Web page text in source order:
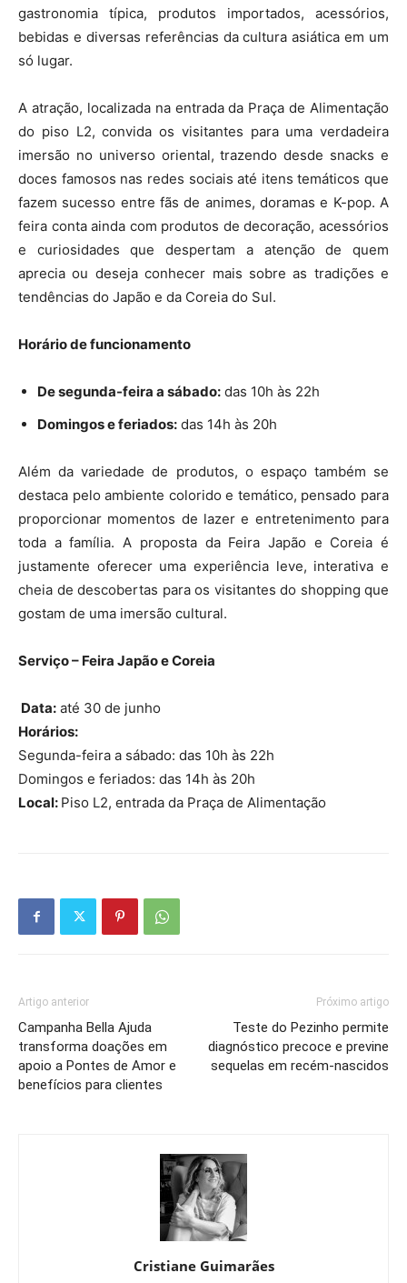
gastronomia típica, produtos importados, acessórios,
bebidas e diversas referências da cultura asiática em um
só lugar.
A atração, localizada na entrada da Praça de Alimentação
do piso L2, convida os visitantes para uma verdadeira
imersão no universo oriental, trazendo desde snacks e
doces famosos nas redes sociais até itens temáticos que
fazem sucesso entre fãs de animes, doramas e K-pop. A
feira conta ainda com produtos de decoração, acessórios
e curiosidades que despertam a atenção de quem
aprecia ou deseja conhecer mais sobre as tradições e
tendências do Japão e da Coreia do Sul.
Horário de funcionamento
De segunda-feira a sábado: das 10h às 22h
Domingos e feriados: das 14h às 20h
Além da variedade de produtos, o espaço também se
destaca pelo ambiente colorido e temático, pensado para
proporcionar momentos de lazer e entretenimento para
toda a família. A proposta da Feira Japão e Coreia é
justamente oferecer uma experiência leve, interativa e
cheia de descobertas para os visitantes do shopping que
gostam de uma imersão cultural.
Serviço – Feira Japão e Coreia
Data: até 30 de junho
Horários:
Segunda-feira a sábado: das 10h às 22h
Domingos e feriados: das 14h às 20h
Local: Piso L2, entrada da Praça de Alimentação
Artigo anterior
Campanha Bella Ajuda
transforma doações em
apoio a Pontes de Amor e
benefícios para clientes
Próximo artigo
Teste do Pezinho permite
diagnóstico precoce e previne
sequelas em recém-nascidos
Cristiane Guimarães